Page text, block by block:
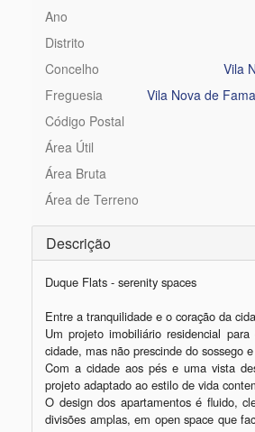
Ano
Distrito
Concelho
Vila
Freguesia
Vila Nova de
Código Postal
Área Útil
Área Bruta
Área de Terreno
Descrição
Duque Flats - serenity spaces
Entre a tranquilidade e o coração da
Um projeto imobiliário residencial
cidade, mas não prescinde do sossego
Com a cidade aos pés e uma vista
projeto adaptado ao estilo de vida
O design dos apartamentos é fluido,
divisões amplas, em open space que